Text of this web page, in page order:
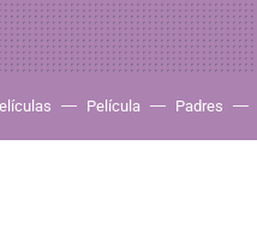
Película Padres